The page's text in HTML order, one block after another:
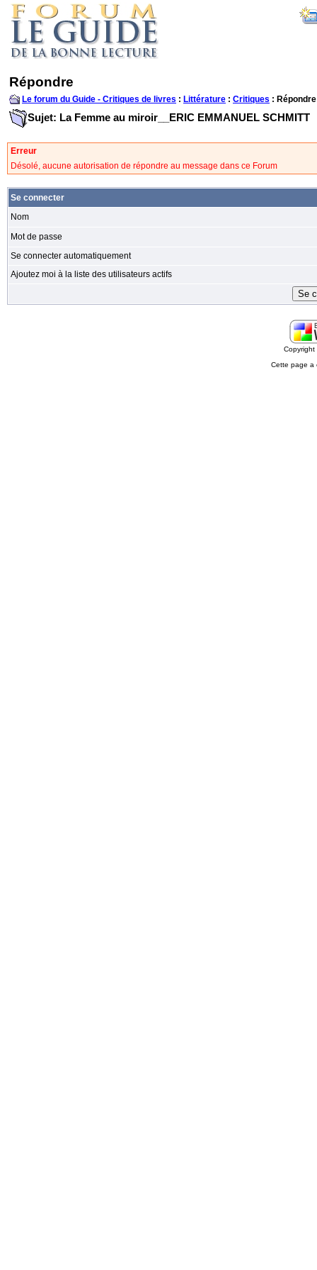
Répondre
Le forum du Guide - Critiques de livres : Littérature : Critiques : Répondre
Sujet: La Femme au miroir__ERIC EMMANUEL SCHMITT
Erreur
Désolé, aucune autorisation de répondre au message dans ce Forum
Se connecter
Nom
Mot de passe
Se connecter automatiquement
Ajoutez moi à la liste des utilisateurs actifs
Cette page a